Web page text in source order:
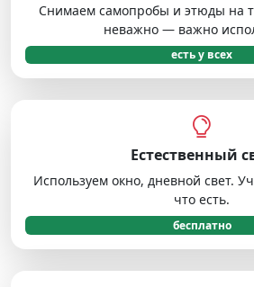
Снимаем самопробы и этюды на
неважно — важно
есть у всех
Естественный
Используем окно, дневной свет.
что есть.
бесплатно